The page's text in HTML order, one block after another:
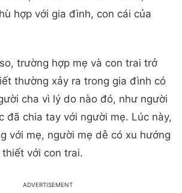
hợp với gia đình, con cái của
trường hợp mẹ và con trai trở
thường xảy ra trong gia đình có
cha vì lý do nào đó, như người
đã chia tay với người mẹ. Lúc này,
với mẹ, người mẹ dễ có xu hướng
với con trai.